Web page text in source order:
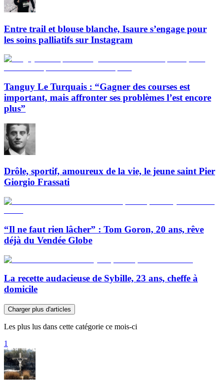
Entre trail et blouse blanche, Isaure s’engage pour
les soins palliatifs sur Instagram
Tanguy Le Turquais : “Gagner des courses est
important, mais affronter ses problèmes l’est encore
plus”
Drôle, sportif, amoureux de la vie, le jeune saint Pier
Giorgio Frassati
“Il ne faut rien lâcher” : Tom Goron, 20 ans, rêve
déjà du Vendée Globe
La recette audacieuse de Sybille, 23 ans, cheffe à
domicile
Charger plus d'articles
Les plus lus dans cette catégorie ce mois-ci
1